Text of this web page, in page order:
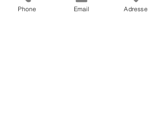
89231 Neu-Ulm
Phone Email Adresse